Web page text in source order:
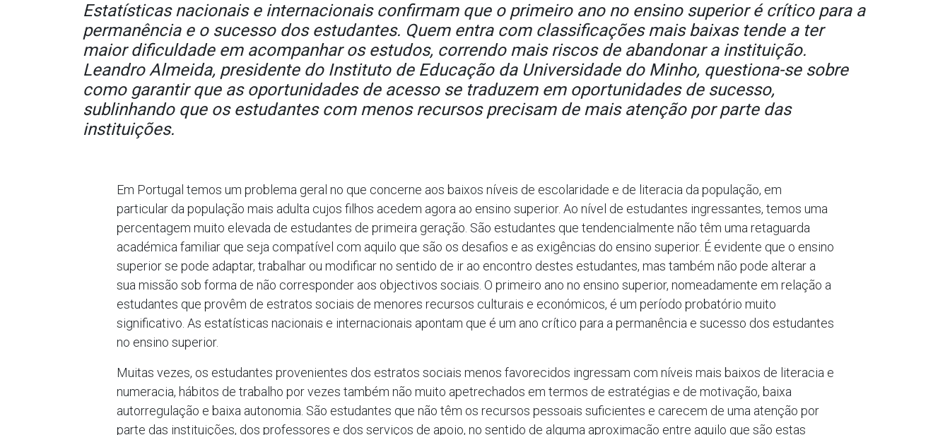
Estatísticas nacionais e internacionais confirmam que o primeiro ano no ensino superior é crítico para a
permanência e o sucesso dos estudantes. Quem entra com classificações mais baixas tende a ter
maior dificuldade em acompanhar os estudos, correndo mais riscos de abandonar a instituição.
Leandro Almeida, presidente do Instituto de Educação da Universidade do Minho, questiona-se sobre
como garantir que as oportunidades de acesso se traduzem em oportunidades de sucesso,
sublinhando que os estudantes com menos recursos precisam de mais atenção por parte das
instituições.
Em Portugal temos um problema geral no que concerne aos baixos níveis de escolaridade e de literacia da população, em
particular da população mais adulta cujos filhos acedem agora ao ensino superior. Ao nível de estudantes ingressantes, temos uma
percentagem muito elevada de estudantes de primeira geração. São estudantes que tendencialmente não têm uma retaguarda
académica familiar que seja compatível com aquilo que são os desafios e as exigências do ensino superior. É evidente que o ensino
superior se pode adaptar, trabalhar ou modificar no sentido de ir ao encontro destes estudantes, mas também não pode alterar a
sua missão sob forma de não corresponder aos objectivos sociais. O primeiro ano no ensino superior, nomeadamente em relação a
estudantes que provêm de estratos sociais de menores recursos culturais e económicos, é um período probatório muito
significativo. As estatísticas nacionais e internacionais apontam que é um ano crítico para a permanência e sucesso dos estudantes
no ensino superior.
Muitas vezes, os estudantes provenientes dos estratos sociais menos favorecidos ingressam com níveis mais baixos de literacia e
numeracia, hábitos de trabalho por vezes também não muito apetrechados em termos de estratégias e de motivação, baixa
autorregulação e baixa autonomia. São estudantes que não têm os recursos pessoais suficientes e carecem de uma atenção por
parte das instituições, dos professores e dos serviços de apoio, no sentido de alguma aproximação entre aquilo que são estas